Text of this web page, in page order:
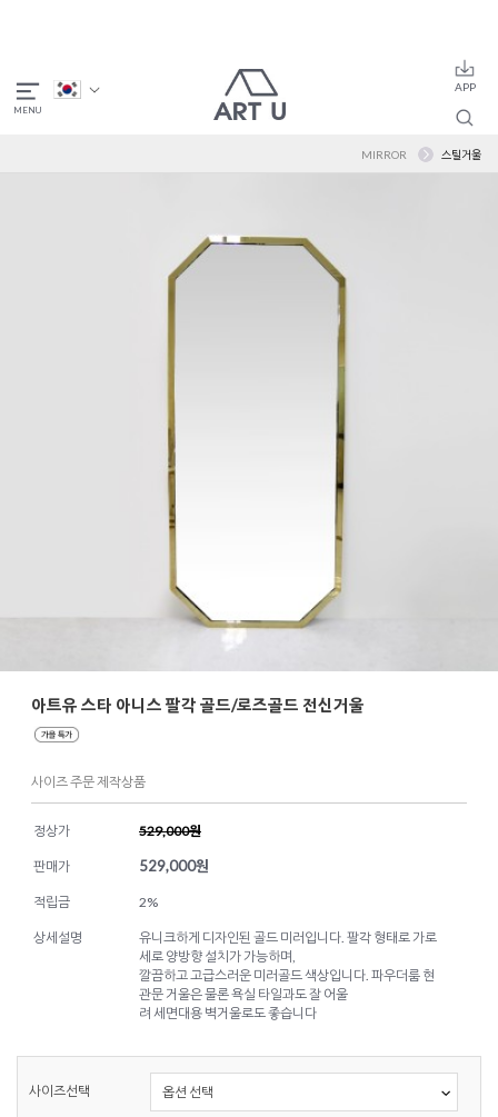
MIRROR 스틸거울
아트유 스타 아니스 팔각 골드/로즈골드 전신거울
사이즈 주문 제작상품
정상가 529,000원
판매가 529,000원
적립금 2%
상세설명
유니크하게 디자인된 골드 미러입니다. 팔각 형태로 가로
세로 양방향 설치가 가능하며,
깔끔하고 고급스러운 미러골드 색상입니다. 파우더룸 현
관문 거울은 물론 욕실 타일과도 잘 어울
려 세면대용 벽거울로도 좋습니다
사이즈선택